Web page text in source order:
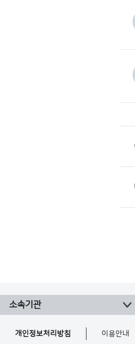
소속기관
개인정보처리방침 이용안내